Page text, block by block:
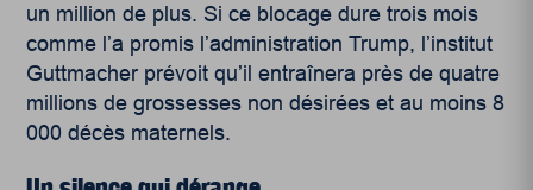
un million de plus. Si ce blocage dure trois mois
comme l’a promis l’administration Trump, l’institut
Guttmacher prévoit qu’il entraînera près de quatre
millions de grossesses non désirées et au moins 8
000 décès maternels.